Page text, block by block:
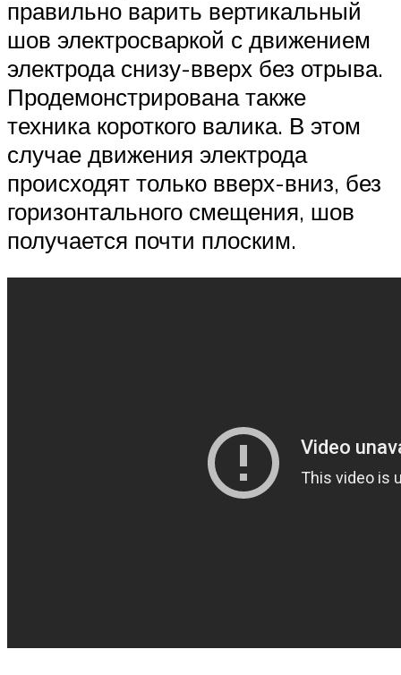
правильно варить вертикальный
шов электросваркой с движением
электрода снизу-вверх без отрыва.
Продемонстрирована также
техника короткого валика. В этом
случае движения электрода
происходят только вверх-вниз, без
горизонтального смещения, шов
получается почти плоским.